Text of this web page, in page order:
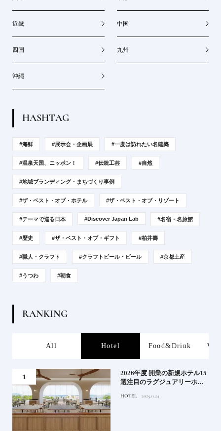
近畿 中国
四国 九州
沖縄
HASHTAG
#海鮮 #展示会・企画展 #一度は訪れたい名建築
#温泉天国、ニッポン！ #伝統工芸 #自然
#地域ブランディング・まちづくり事例
#ザ・ベスト・オブ・ホテル #ザ・ベスト・オブ・リゾート
#テーマで巡る日本 #Discover Japan Lab #名宿・名旅館
#歴史 #ザ・ベスト・オブ・ギフト #柏井壽
#職人・クラフト #クラフトビール・ビール #京都土産
#うつわ #朝食
RANKING
All Hotel Food&Drink
2026年度 開業の新規ホテル15
選注目のラグジュアリーホテ
ィホテルまでご紹介【前編】
HOTEL 2025.11.24